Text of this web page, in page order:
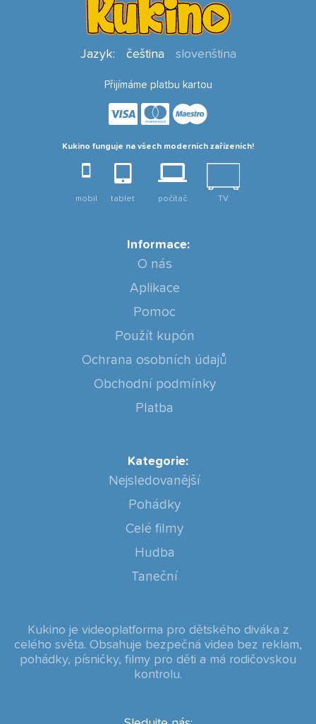
Informace:
O nás
Aplikace
Pomoc
Použít kupón
Ochrana osobních údajů
Obchodní podmínky
Platba
Kategorie:
Nejsledovanější
Pohádky
Celé filmy
Hudba
Taneční
Jazyk: čeština slovenština
Přijímáme platbu kartou
Kukino funguje na všech moderních zařízeních!
mobil tablet počítač TV
Kukino je videoplatforma pro dětského diváka z
celého světa. Obsahuje bezpečná videa bez reklam,
pohádky, písničky, filmy pro děti a má rodičovskou
kontrolu.